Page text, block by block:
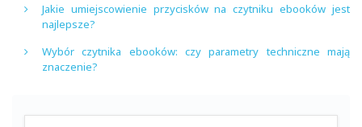
Jakie umiejscowienie przycisków na czytniku ebooków jest
najlepsze?
Wybór czytnika ebooków: czy parametry techniczne mają
znaczenie?